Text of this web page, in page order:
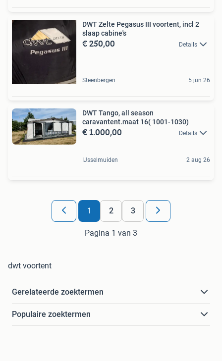
DWT Zelte Pegasus III voortent, incl 2
slaap cabine's
€ 250,00 Details
Steenbergen 5 jun 26
DWT Tango, all season
caravantent.maat 16( 1001-1030)
€ 1.000,00 Details
IJsselmuiden 2 aug 26
1 2 3
Pagina 1 van 3
dwt voortent
Gerelateerde zoektermen
Populaire zoektermen